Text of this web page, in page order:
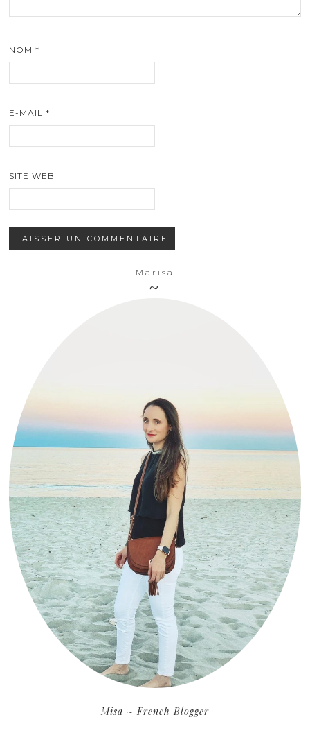
NOM*
E-MAIL*
SITE WEB
Marisa
Misa ~ French Blogger